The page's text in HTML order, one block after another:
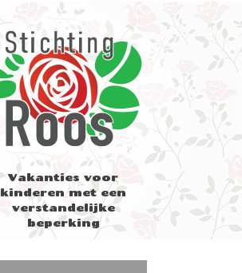
Vakanties voor
kinderen met een
verstandelijke
beperking